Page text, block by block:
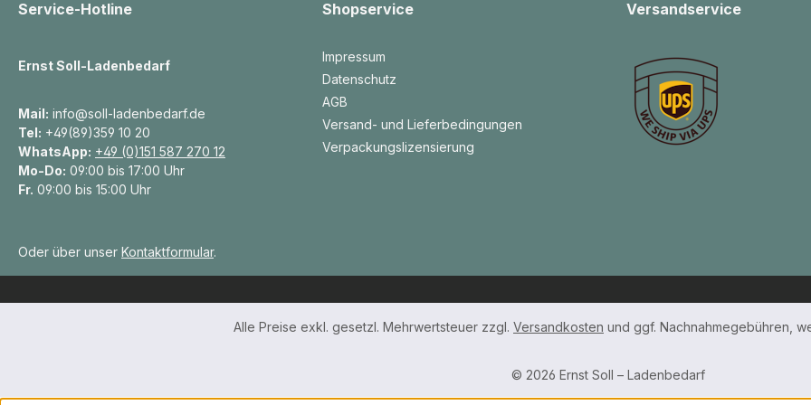
Service-Hotline
Ernst Soll-Ladenbedarf
Mail: info@soll-ladenbedarf.de
Tel: +49(89)359 10 20
WhatsApp: +49 (0)151 587 270 12
Mo-Do: 09:00 bis 17:00 Uhr
Fr. 09:00 bis 15:00 Uhr
Oder über unser Kontaktformular.
Shopservice
Impressum
Datenschutz
AGB
Versand- und Lieferbedingungen
Verpackungslizensierung
Versandservice
Alle Preise exkl. gesetzl. Mehrwertsteuer zzgl. Versandkosten und ggf. Nachnahmegebühren,
© 2026 Ernst Soll – Ladenbedarf